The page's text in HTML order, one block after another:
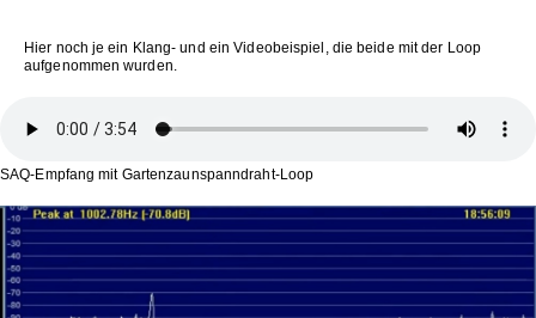
Hier noch je ein Klang- und ein Videobeispiel, die beide mit der Loop
aufgenommen wurden.
SAQ-Empfang mit Gartenzaunspanndraht-Loop